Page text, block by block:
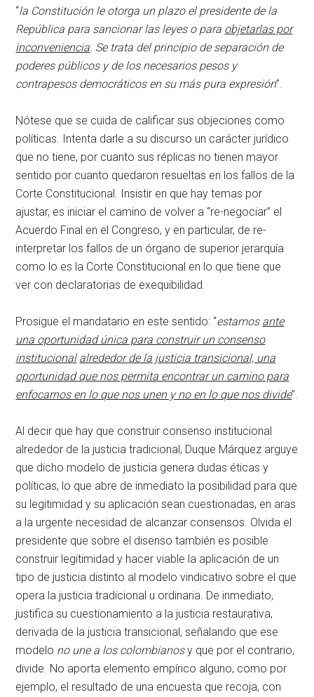
“la Constitución le otorga un plazo el presidente de la
República para sancionar las leyes o para objetarlas por
inconveniencia . Se trata del principio de separación de
poderes públicos y de los necesarios pesos y
contrapesos democráticos en su más pura expresión”.
Nótese que se cuida de calificar sus objeciones como
políticas. Intenta darle a su discurso un carácter jurídico
que no tiene, por cuanto sus réplicas no tienen mayor
sentido por cuanto quedaron resueltas en los fallos de la
Corte Constitucional. Insistir en que hay temas por
ajustar, es iniciar el camino de volver a “re-negociar” el
Acuerdo Final en el Congreso, y en particular, de re-
interpretar los fallos de un órgano de superior jerarquía
como lo es la Corte Constitucional en lo que tiene que
ver con declaratorias de exequibilidad.
Prosigue el mandatario en este sentido: “estamos ante
una oportunidad única para construir un consenso
institucional alrededor de la justicia transicional, una
oportunidad que nos permita encontrar un camino para
enfocarnos en lo que nos unen y no en lo que nos divide”.
Al decir que hay que construir consenso institucional
alrededor de la justicia tradicional, Duque Márquez arguye
que dicho modelo de justicia genera dudas éticas y
políticas, lo que abre de inmediato la posibilidad para que
su legitimidad y su aplicación sean cuestionadas, en aras
a la urgente necesidad de alcanzar consensos. Olvida el
presidente que sobre el disenso también es posible
construir legitimidad y hacer viable la aplicación de un
tipo de justicia distinto al modelo vindicativo sobre el que
opera la justicia tradicional u ordinaria. De inmediato,
justifica su cuestionamiento a la justicia restaurativa,
derivada de la justicia transicional, señalando que ese
modelo no une a los colombianosy que por el contrario,
divide. No aporta elemento empírico alguno, como por
ejemplo, el resultado de una encuesta que recoja, con